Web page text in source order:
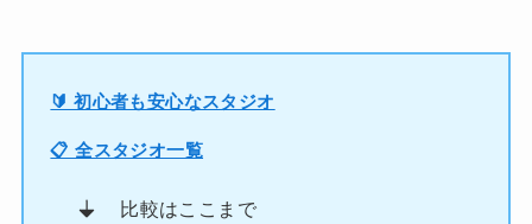
🔰 初心者も安心なスタジオ
📋 全スタジオ一覧
比較はここまで